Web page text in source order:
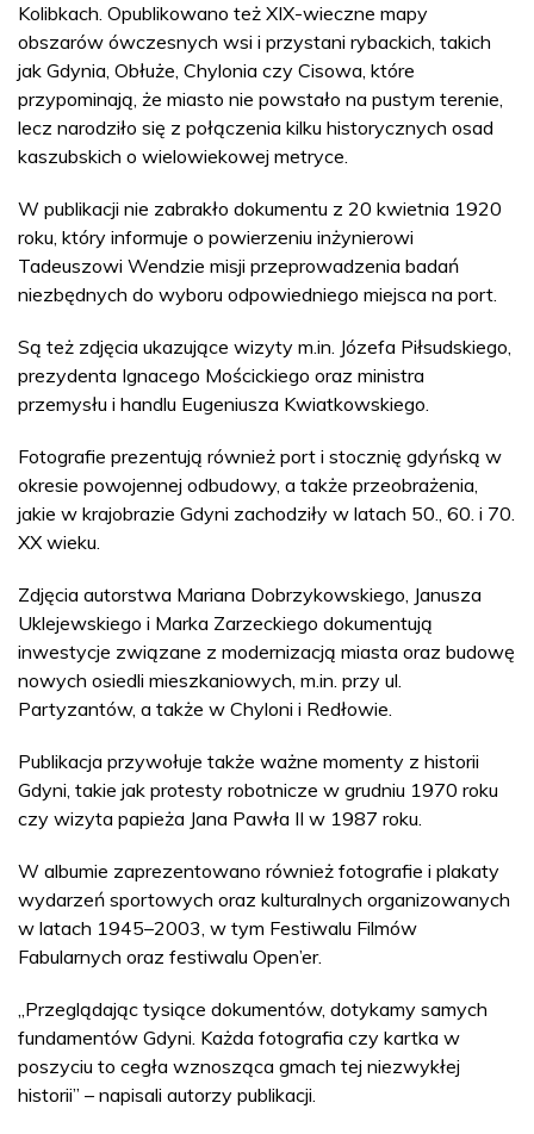
Kolibkach. Opublikowano też XIX-wieczne mapy
obszarów ówczesnych wsi i przystani rybackich, takich
jak Gdynia, Obłuże, Chylonia czy Cisowa, które
przypominają, że miasto nie powstało na pustym terenie,
lecz narodziło się z połączenia kilku historycznych osad
kaszubskich o wielowiekowej metryce.
W publikacji nie zabrakło dokumentu z 20 kwietnia 1920
roku, który informuje o powierzeniu inżynierowi
Tadeuszowi Wendzie misji przeprowadzenia badań
niezbędnych do wyboru odpowiedniego miejsca na port.
Są też zdjęcia ukazujące wizyty m.in. Józefa Piłsudskiego,
prezydenta Ignacego Mościckiego oraz ministra
przemysłu i handlu Eugeniusza Kwiatkowskiego.
Fotografie prezentują również port i stocznię gdyńską w
okresie powojennej odbudowy, a także przeobrażenia,
jakie w krajobrazie Gdyni zachodziły w latach 50., 60. i 70.
XX wieku.
Zdjęcia autorstwa Mariana Dobrzykowskiego, Janusza
Uklejewskiego i Marka Zarzeckiego dokumentują
inwestycje związane z modernizacją miasta oraz budowę
nowych osiedli mieszkaniowych, m.in. przy ul.
Partyzantów, a także w Chyloni i Redłowie.
Publikacja przywołuje także ważne momenty z historii
Gdyni, takie jak protesty robotnicze w grudniu 1970 roku
czy wizyta papieża Jana Pawła II w 1987 roku.
W albumie zaprezentowano również fotografie i plakaty
wydarzeń sportowych oraz kulturalnych organizowanych
w latach 1945–2003, w tym Festiwalu Filmów
Fabularnych oraz festiwalu Open’er.
„Przeglądając tysiące dokumentów, dotykamy samych
fundamentów Gdyni. Każda fotografia czy kartka w
poszyciu to cegła wznosząca gmach tej niezwykłej
historii” – napisali autorzy publikacji.